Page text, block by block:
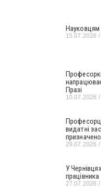
Науковцям
15.07.2026
Празі
10.07.2026
видатні
29.07.2026
У
працівника
27.07.2026